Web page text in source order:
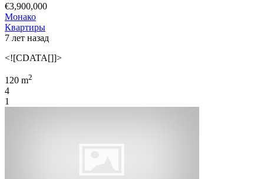
€3,900,000
Монако
Квартиры
7 лет назад
<![CDATA[]]>
120 m2
4
1